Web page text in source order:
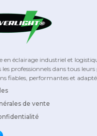
en éclairage industriel et
professionnels dans tous leurs
fiables, performantes et
de vente